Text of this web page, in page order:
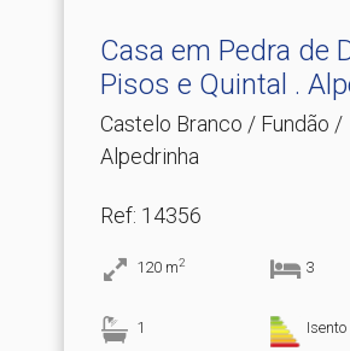
Casa em Pedra de
Pisos e Quintal .​
Castelo Branco / Fundão /
Alpedrinha
Ref: 14356
120 m2 3
1 Isento